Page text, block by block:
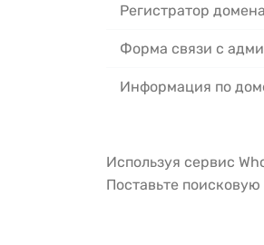
Регистратор
Форма связи с
Информация по
Используя сервис
Поставьте